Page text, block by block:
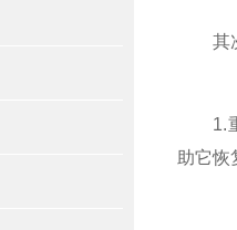
其次
1.重
助它恢